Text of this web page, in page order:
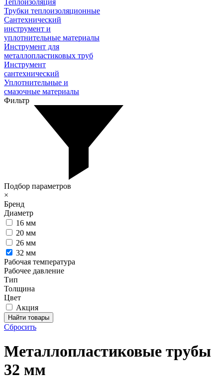
Металлопластиковые трубы
32 мм
Теплоизоляция
Трубки теплоизоляционные
Сантехнический
инструмент и
уплотнительные материалы
Инструмент для
металлопластиковых труб
Инструмент
сантехнический
Уплотнительные и
смазочные материалы
Фильтр
Подбор параметров
×
Бренд
Диаметр
16 мм
20 мм
26 мм
32 мм
Рабочая температура
Рабочее давление
Тип
Толщина
Цвет
Акция
Сбросить